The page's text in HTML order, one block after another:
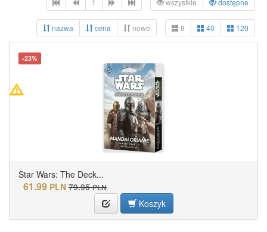
1 wszystkie dostępne
nazwa cena nowe 8 40 120
-23%
Star Wars: The Deck...
61.99 PLN 79.95 PLN
Koszyk